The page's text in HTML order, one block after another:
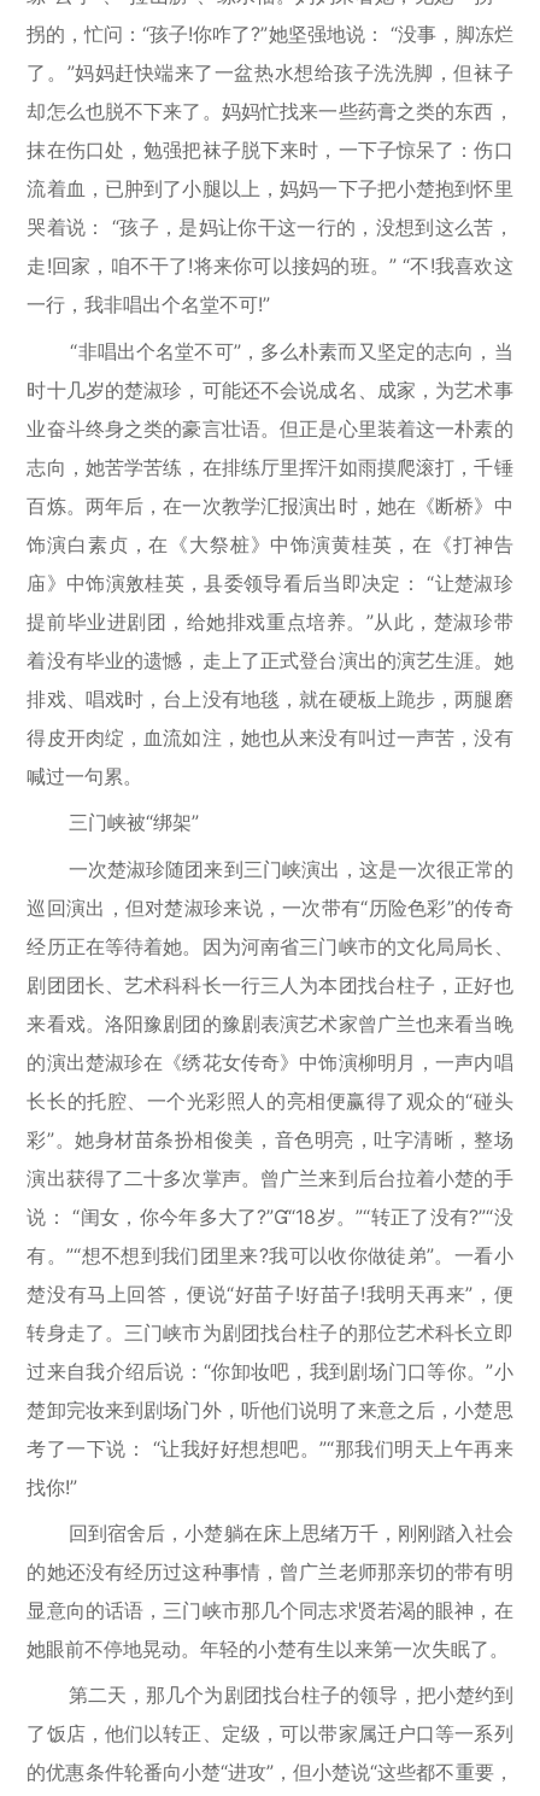
拐的，忙问：“孩子!你咋了?”她坚强地说： “没事，脚冻烂
了。”妈妈赶快端来了一盆热水想给孩子洗洗脚，但袜子
却怎么也脱不下来了。妈妈忙找来一些药膏之类的东西，
抹在伤口处，勉强把袜子脱下来时，一下子惊呆了：伤口
流着血，已肿到了小腿以上，妈妈一下子把小楚抱到怀里
哭着说： “孩子，是妈让你干这一行的，没想到这么苦，
走!回家，咱不干了!将来你可以接妈的班。” “不!我喜欢这
一行，我非唱出个名堂不可!”
“非唱出个名堂不可”，多么朴素而又坚定的志向，当
时十几岁的楚淑珍，可能还不会说成名、成家，为艺术事
业奋斗终身之类的豪言壮语。但正是心里装着这一朴素的
志向，她苦学苦练，在排练厅里挥汗如雨摸爬滚打，千锤
百炼。两年后，在一次教学汇报演出时，她在《断桥》中
饰演白素贞，在《大祭桩》中饰演黄桂英，在《打神告
庙》中饰演敫桂英，县委领导看后当即决定： “让楚淑珍
提前毕业进剧团，给她排戏重点培养。”从此，楚淑珍带
着没有毕业的遗憾，走上了正式登台演出的演艺生涯。她
排戏、唱戏时，台上没有地毯，就在硬板上跪步，两腿磨
得皮开肉绽，血流如注，她也从来没有叫过一声苦，没有
喊过一句累。
三门峡被“绑架”
一次楚淑珍随团来到三门峡演出，这是一次很正常的
巡回演出，但对楚淑珍来说，一次带有“历险色彩”的传奇
经历正在等待着她。因为河南省三门峡市的文化局局长、
剧团团长、艺术科科长一行三人为本团找台柱子，正好也
来看戏。洛阳豫剧团的豫剧表演艺术家曾广兰也来看当晚
的演出楚淑珍在《绣花女传奇》中饰演柳明月，一声内唱
长长的托腔、一个光彩照人的亮相便赢得了观众的“碰头
彩”。她身材苗条扮相俊美，音色明亮，吐字清晰，整场
演出获得了二十多次掌声。曾广兰来到后台拉着小楚的手
说： “闺女，你今年多大了?”“18岁。”“转正了没有?”“没
有。”“想不想到我们团里来?我可以收你做徒弟”。一看小
楚没有马上回答，便说“好苗子!好苗子!我明天再来”，便
转身走了。三门峡市为剧团找台柱子的那位艺术科长立即
过来自我介绍后说：“你卸妆吧，我到剧场门口等你。”小
楚卸完妆来到剧场门外，听他们说明了来意之后，小楚思
考了一下说： “让我好好想想吧。”“那我们明天上午再来
找你!”
回到宿舍后，小楚躺在床上思绪万千，刚刚踏入社会
的她还没有经历过这种事情，曾广兰老师那亲切的带有明
显意向的话语，三门峡市那几个同志求贤若渴的眼神，在
她眼前不停地晃动。年轻的小楚有生以来第一次失眠了。
第二天，那几个为剧团找台柱子的领导，把小楚约到
了饭店，他们以转正、定级，可以带家属迁户口等一系列
的优惠条件轮番向小楚“进攻”，但小楚说“这些都不重要，